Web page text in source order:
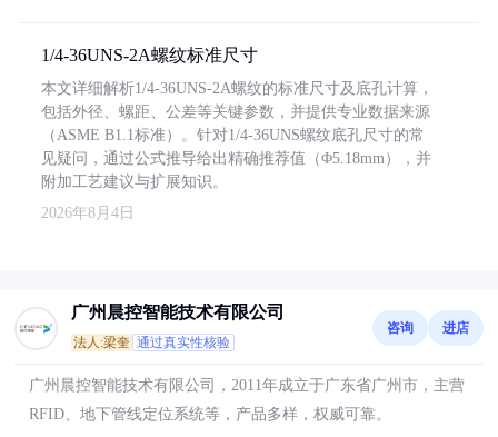
1/4-36UNS-2A螺纹标准尺寸
本文详细解析1/4-36UNS-2A螺纹的标准尺寸及底孔计算，
包括外径、螺距、公差等关键参数，并提供专业数据来源
（ASME B1.1标准）。针对1/4-36UNS螺纹底孔尺寸的常
见疑问，通过公式推导给出精确推荐值（Φ5.18mm），并
附加工艺建议与扩展知识。
2026年8月4日
广州晨控智能技术有限公司
法人:梁奎 通过真实性核验
咨询 进店
广州晨控智能技术有限公司，2011年成立于广东省广州市，主营
RFID、地下管线定位系统等，产品多样，权威可靠。